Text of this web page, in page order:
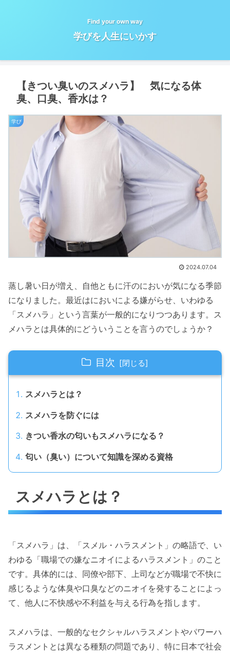
Find your own way
学びを人生にいかす
【きつい臭いのスメハラ】 気になる体
臭、口臭、香水は？
学び
2024.07.04
蒸し暑い日が増え、自他ともに汗のにおいが気になる季節
になりました。最近はにおいによる嫌がらせ、いわゆる
「スメハラ」という言葉が一般的になりつつあります。ス
メハラとは具体的にどういうことを言うのでしょうか？
目次
スメハラとは？
スメハラを防ぐには
きつい香水の匂いもスメハラになる？
匂い（臭い）について知識を深める資格
スメハラとは？
「スメハラ」は、「スメル・ハラスメント」の略語で、い
わゆる「職場での嫌なニオイによるハラスメント」のこと
です。具体的には、同僚や部下、上司などが職場で不快に
感じるような体臭や口臭などのニオイを発することによっ
て、他人に不快感や不利益を与える行為を指します。
スメハラは、一般的なセクシャルハラスメントやパワーハ
ラスメントとは異なる種類の問題であり、特に日本で社会